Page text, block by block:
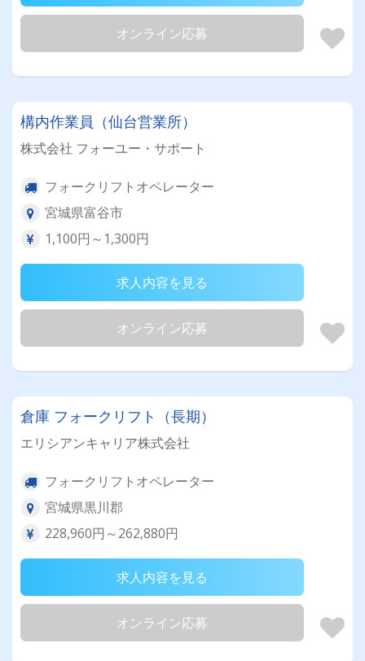
オンライン応募
構内作業員（仙台営業所）
株式会社 フォーユー・サポート
フォークリフトオペレーター
宮城県富谷市
1,100円～1,300円
求人内容を見る
オンライン応募
倉庫 フォークリフト（長期）
エリシアンキャリア株式会社
フォークリフトオペレーター
宮城県黒川郡
228,960円～262,880円
求人内容を見る
オンライン応募